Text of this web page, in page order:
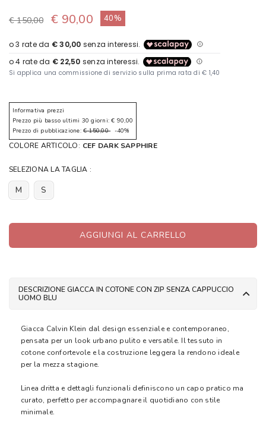
€ 150,00 € 90,00 40%
Informativa prezzi
Prezzo più basso ultimi 30 giorni: € 90,00
Prezzo di pubblicazione: € 150,00-40%
COLORE ARTICOLO: CEF DARK SAPPHIRE
SELEZIONA LA TAGLIA :
M S
AGGIUNGI AL CARRELLO
DESCRIZIONE GIACCA IN COTONE CON ZIP SENZA CAPPUCCIO
UOMO BLU
Giacca Calvin Klein dal design essenziale e contemporaneo,
pensata per un look urbano pulito e versatile. Il tessuto in
cotone confortevole e la costruzione leggera la rendono ideale
per la mezza stagione.
Linea dritta e dettagli funzionali definiscono un capo pratico ma
curato, perfetto per accompagnare il quotidiano con stile
minimale.